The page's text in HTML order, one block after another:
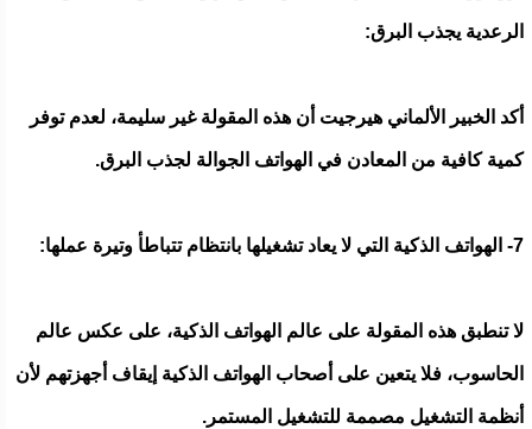
الرعدية يجذب البرق:
أكد الخبير الألماني هيرجيت أن هذه المقولة غير سليمة، لعدم توفر
كمية كافية من المعادن في الهواتف الجوالة لجذب البرق.
7- الهواتف الذكية التي لا يعاد تشغيلها بانتظام تتباطأ وتيرة عملها:
لا تنطبق هذه المقولة على عالم الهواتف الذكية، على عكس عالم
الحاسوب، فلا يتعين على أصحاب الهواتف الذكية إيقاف أجهزتهم لأن
أنظمة التشغيل مصممة للتشغيل المستمر.